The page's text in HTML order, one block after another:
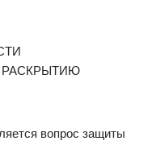
вопрос защиты